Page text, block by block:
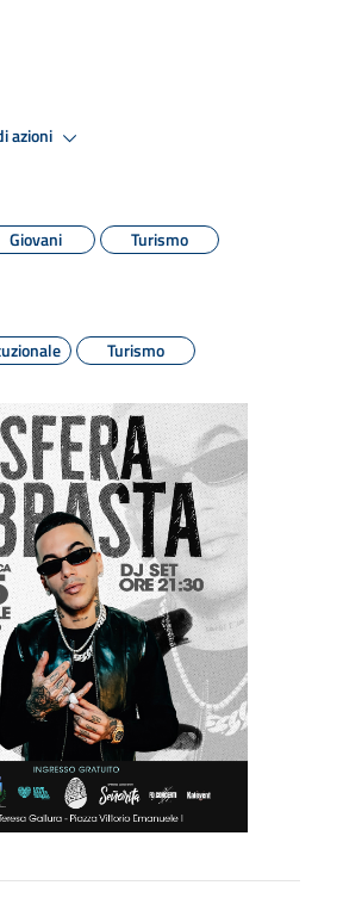
azioni
Giovani Turismo
Turismo